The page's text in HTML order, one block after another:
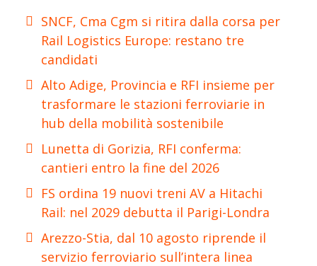
SNCF, Cma Cgm si ritira dalla corsa per
Rail Logistics Europe: restano tre
candidati
Alto Adige, Provincia e RFI insieme per
trasformare le stazioni ferroviarie in
hub della mobilità sostenibile
Lunetta di Gorizia, RFI conferma:
cantieri entro la fine del 2026
FS ordina 19 nuovi treni AV a Hitachi
Rail: nel 2029 debutta il Parigi-Londra
Arezzo-Stia, dal 10 agosto riprende il
servizio ferroviario sull’intera linea